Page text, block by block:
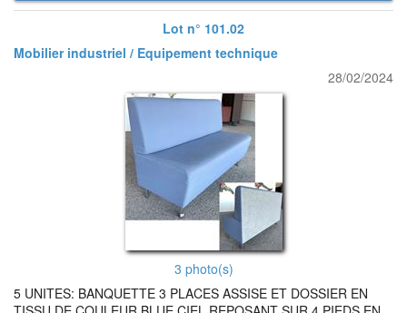
Lot n° 101.02
Mobilier industriel / Equipement technique
28/02/2024
3 photo(s)
5 UNITES: BANQUETTE 3 PLACES ASSISE ET DOSSIER EN